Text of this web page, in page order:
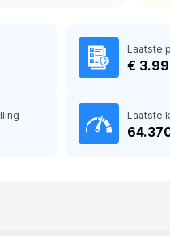
Laatste
€
Laatste